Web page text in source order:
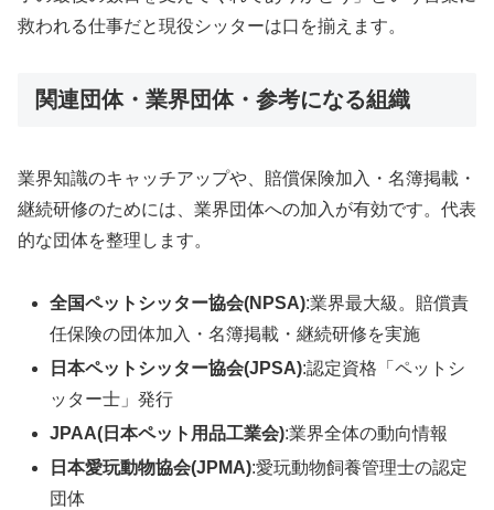
救われる仕事だと現役シッターは口を揃えます。
関連団体・業界団体・参考になる組織
業界知識のキャッチアップや、賠償保険加入・名簿掲載・
継続研修のためには、業界団体への加入が有効です。代表
的な団体を整理します。
全国ペットシッター協会(NPSA):業界最大級。賠償責
任保険の団体加入・名簿掲載・継続研修を実施
日本ペットシッター協会(JPSA):認定資格「ペットシ
ッター士」発行
JPAA(日本ペット用品工業会):業界全体の動向情報
日本愛玩動物協会(JPMA):愛玩動物飼養管理士の認定
団体